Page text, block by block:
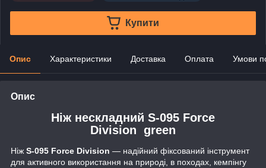
Купити
Опис Характеристики Доставка Оплата Умови
Опис
Ніж нескладний S-095 Force
Division green
Ніж S-095 Force Division — надійний фіксований інструмент
для активного використання на природі, в походах, кемпінгу